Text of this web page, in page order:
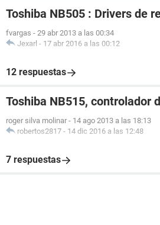
Toshiba NB505 : Drivers de
fvargas - 29 abr 2013 a las 00:34
Jexarl - 17 abr 2016 a las 00:12
12 respuestas
Toshiba NB515, controlador
roger silva molinar - 14 ago 2013 a las 18:13
robertos2817 - 14 dic 2016 a las 12:48
7 respuestas